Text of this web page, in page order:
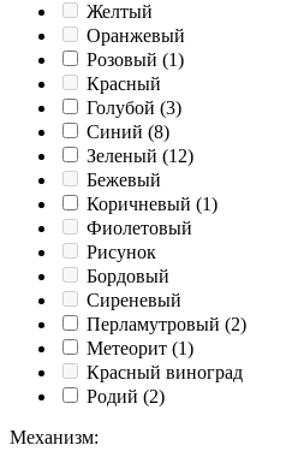
Желтый
Оранжевый
Розовый (1)
Красный
Голубой (3)
Синий (8)
Зеленый (12)
Бежевый
Коричневый (1)
Фиолетовый
Рисунок
Бордовый
Сиреневый
Перламутровый (2)
Метеорит (1)
Красный виноград
Родий (2)
Механизм: